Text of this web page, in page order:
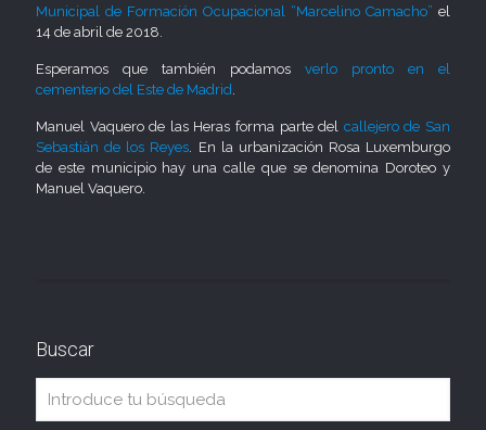
Municipal de Formación Ocupacional “Marcelino Camacho” el
14 de abril de 2018.
Esperamos que también podamos verlo pronto en el
cementerio del Este de Madrid.
Manuel Vaquero de las Heras forma parte del callejero de San
Sebastián de los Reyes. En la urbanización Rosa Luxemburgo
de este municipio hay una calle que se denomina Doroteo y
Manuel Vaquero.
Buscar